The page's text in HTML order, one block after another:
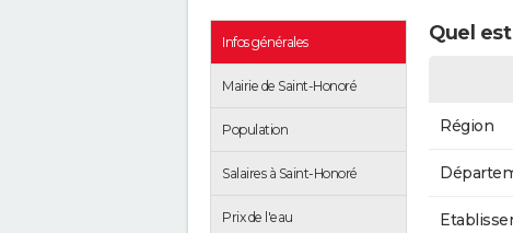
Infos générales
Mairie de Saint-Honoré
Population
Salaires à Saint-Honoré
Prix de l'eau
Quel
Région